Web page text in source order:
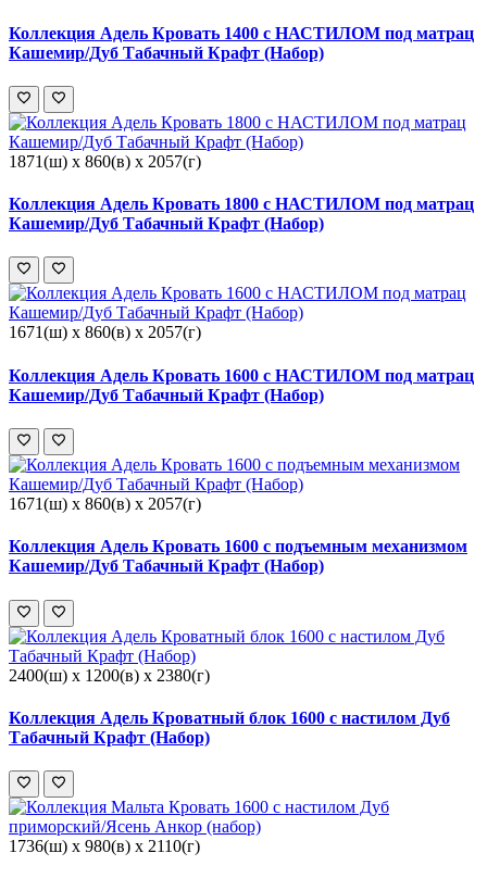
Коллекция Адель Кровать 1400 с НАСТИЛОМ под матрац
Кашемир/Дуб Табачный Крафт (Набор)
1871(ш) x 860(в) x 2057(г)
Коллекция Адель Кровать 1800 с НАСТИЛОМ под матрац
Кашемир/Дуб Табачный Крафт (Набор)
1671(ш) x 860(в) x 2057(г)
Коллекция Адель Кровать 1600 с НАСТИЛОМ под матрац
Кашемир/Дуб Табачный Крафт (Набор)
1671(ш) x 860(в) x 2057(г)
Коллекция Адель Кровать 1600 с подъемным механизмом
Кашемир/Дуб Табачный Крафт (Набор)
2400(ш) x 1200(в) x 2380(г)
Коллекция Адель Кроватный блок 1600 с настилом Дуб
Табачный Крафт (Набор)
1736(ш) x 980(в) x 2110(г)